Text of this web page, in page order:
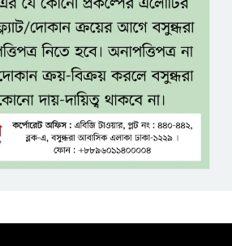
ইলিয়াস আলী গুমের ঘটনা পৃথক
মামলা হিসেবে তদন্তের সিদ্ধান্ত
ট্রাইব্যুনালের
প্রথম শ্রেণিতে ভর্তি হবে লটারিতে,
দ্বিতীয় থেকে নবম শ্রেণিতে থাকছে